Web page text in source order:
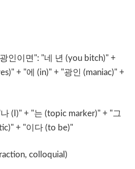
광인이면": "네 년 (you bitch)" +
+ "에 (in)" + "광인 (maniac)" +
나 (I)" + "는 (topic marker)" + "그
+ "이다 (to be)"
colloquial)